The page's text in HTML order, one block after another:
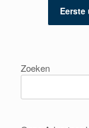
Zoeken